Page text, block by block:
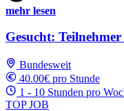
mehr lesen
Gesucht:
Bundesweit
40.00€ pro Stunde
1 - 10 Stunden pro
TOP JOB